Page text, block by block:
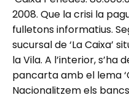
2008. Que la crisi la
fulletons informatius.
sucursal de ‘La Caixa’
la Vila. A l’interior,
pancarta amb el lema
Nacionalitzem els